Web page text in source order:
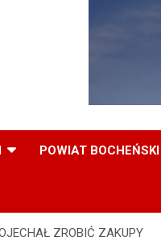
POWIAT BOCHEŃSKI
ZROBIĆ ZAKUPY